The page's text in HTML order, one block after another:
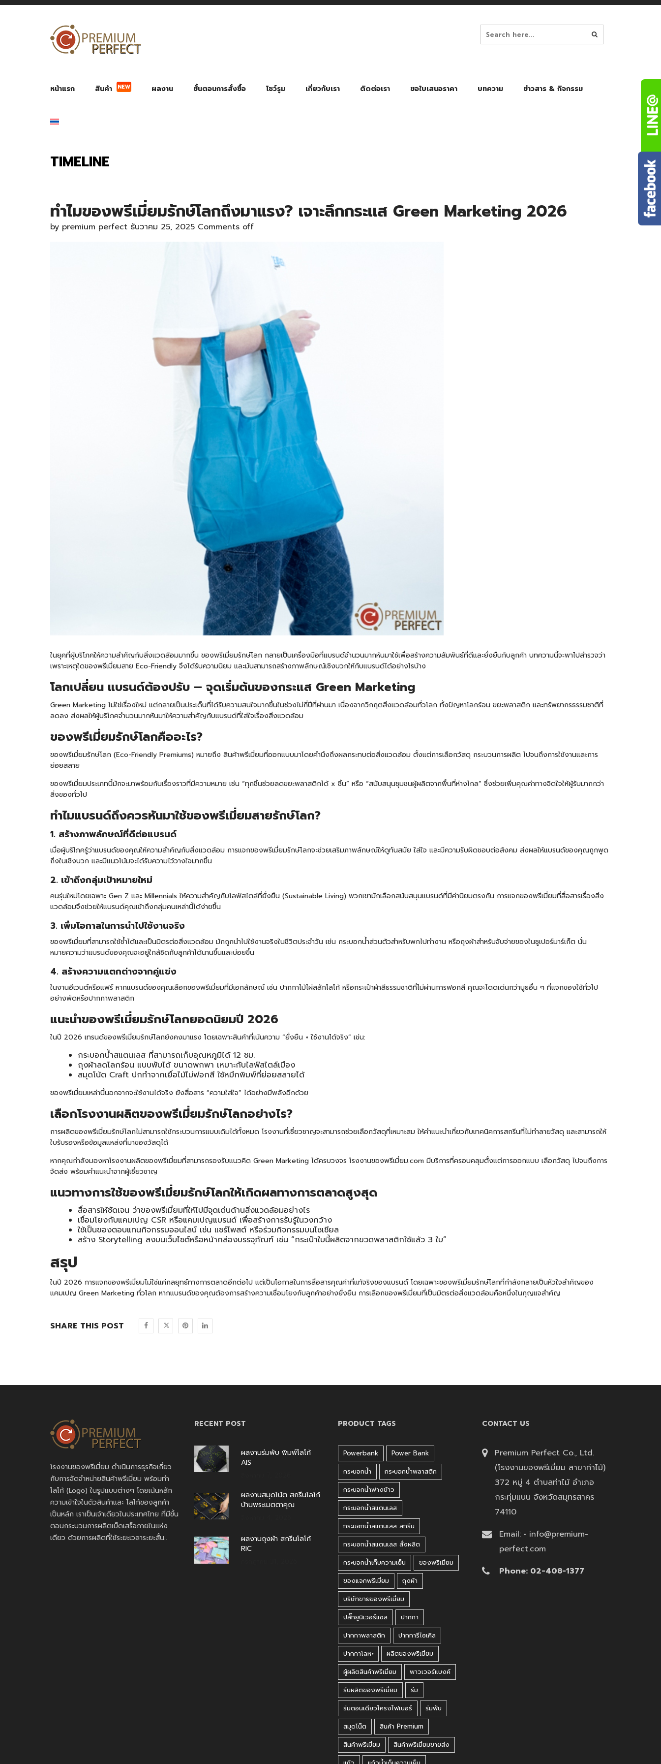
หน้าแรก สินค้า NEW ผลงาน ขั้นตอนการสั่งซื้อ โชว์รูม เกี่ยวกับเรา ติดต่อเรา ขอใบเสนอราคา บทความ ข่าวสาร & กิจกรรม
TIMELINE
ทำไมของพรีเมี่ยมรักษ์โลกถึงมาแรง? เจาะลึกกระแส Green Marketing 2026
by premium perfect ธันวาคม 25, 2025 Comments off
ในยุคที่ผู้บริโภคให้ความสำคัญกับสิ่งแวดล้อมมากขึ้น ของพรีเมี่ยมรักษ์โลก กลายเป็นเครื่องมือที่แบรนด์จำนวนมากหันมาใช้เพื่อสร้างความสัมพันธ์ที่ดีและยั่งยืนกับลูกค้า บทความนี้จะพาไปสำรวจว่า
เพราะเหตุใดของพรีเมี่ยมสาย Eco-Friendly จึงได้รับความนิยม และมันสามารถสร้างภาพลักษณ์เชิงบวกให้กับแบรนด์ได้อย่างไรบ้าง
โลกเปลี่ยน แบรนด์ต้องปรับ – จุดเริ่มต้นของกระแส Green Marketing
Green Marketing ไม่ใช่เรื่องใหม่ แต่กลายเป็นประเด็นที่ได้รับความสนใจมากขึ้นในช่วงไม่กี่ปีที่ผ่านมา เนื่องจากวิกฤตสิ่งแวดล้อมทั่วโลก ทั้งปัญหาโลกร้อน ขยะพลาสติก และทรัพยากรธรรมชาติที่
ลดลง ส่งผลให้ผู้บริโภคจำนวนมากหันมาให้ความสำคัญกับแบรนด์ที่ใส่ใจเรื่องสิ่งแวดล้อม
ของพรีเมี่ยมรักษ์โลกคืออะไร?
ของพรีเมี่ยมรักษ์โลก (Eco-Friendly Premiums) หมายถึง สินค้าพรีเมี่ยมที่ออกแบบมาโดยคำนึงถึงผลกระทบต่อสิ่งแวดล้อม ตั้งแต่การเลือกวัสดุ กระบวนการผลิต ไปจนถึงการใช้งานและการ
ย่อยสลาย
ของพรีเมี่ยมประเภทนี้มักจะมาพร้อมกับเรื่องราวที่มีความหมาย เช่น “ทุกชิ้นช่วยลดขยะพลาสติกได้ x ชิ้น” หรือ “สนับสนุนชุมชนผู้ผลิตจากพื้นที่ห่างไกล” ซึ่งช่วยเพิ่มคุณค่าทางจิตใจให้ผู้รับมากกว่า
สิ่งของทั่วไป
ทำไมแบรนด์ถึงควรหันมาใช้ของพรีเมี่ยมสายรักษ์โลก?
1. สร้างภาพลักษณ์ที่ดีต่อแบรนด์
เมื่อผู้บริโภครู้ว่าแบรนด์ของคุณให้ความสำคัญกับสิ่งแวดล้อม การแจกของพรีเมี่ยมรักษ์โลกจะช่วยเสริมภาพลักษณ์ให้ดูทันสมัย ใส่ใจ และมีความรับผิดชอบต่อสังคม ส่งผลให้แบรนด์ของคุณถูกพูด
ถึงในเชิงบวก และมีแนวโน้มจะได้รับความไว้วางใจมากขึ้น
2. เข้าถึงกลุ่มเป้าหมายใหม่
คนรุ่นใหม่โดยเฉพาะ Gen Z และ Millennials ให้ความสำคัญกับไลฟ์สไตล์ที่ยั่งยืน (Sustainable Living) พวกเขามักเลือกสนับสนุนแบรนด์ที่มีค่านิยมตรงกัน การแจกของพรีเมี่ยมที่สื่อสารเรื่องสิ่ง
แวดล้อมจึงช่วยให้แบรนด์คุณเข้าถึงกลุ่มคนเหล่านี้ได้ง่ายขึ้น
3. เพิ่มโอกาสในการนำไปใช้งานจริง
ของพรีเมี่ยมที่สามารถใช้ซ้ำได้และเป็นมิตรต่อสิ่งแวดล้อม มักถูกนำไปใช้งานจริงในชีวิตประจำวัน เช่น กระบอกน้ำส่วนตัวสำหรับพกไปทำงาน หรือถุงผ้าสำหรับจับจ่ายของในซูเปอร์มาร์เก็ต นั่น
หมายความว่าแบรนด์ของคุณจะอยู่ใกล้ชิดกับลูกค้าได้นานขึ้นและบ่อยขึ้น
4. สร้างความแตกต่างจากคู่แข่ง
ในงานอีเวนต์หรือแฟร์ หากแบรนด์ของคุณเลือกของพรีเมี่ยมที่มีเอกลักษณ์ เช่น ปากกาไม้ไผ่สลักโลโก้ หรือกระเป๋าผ้าสีธรรมชาติที่ไม่ผ่านการฟอกสี คุณจะโดดเด่นกว่าบูธอื่น ๆ ที่แจกของใช้ทั่วไป
อย่างพัดหรือปากกาพลาสติก
แนะนำของพรีเมี่ยมรักษ์โลกยอดนิยมปี 2026
ในปี 2026 เทรนด์ของพรีเมี่ยมรักษ์โลกยังคงมาแรง โดยเฉพาะสินค้าที่เน้นความ “ยั่งยืน + ใช้งานได้จริง” เช่น:
กระบอกน้ำสแตนเลส ที่สามารถเก็บอุณหภูมิได้ 12 ชม.
ถุงผ้าลดโลกร้อน แบบพับได้ ขนาดพกพา เหมาะกับไลฟ์สไตล์เมือง
สมุดโน้ต Craft ปกทำจากเยื่อไม้ไม่ฟอกสี ใช้หมึกพิมพ์ที่ย่อยสลายได้
ของพรีเมี่ยมเหล่านี้นอกจากจะใช้งานได้จริง ยังสื่อสาร “ความใส่ใจ” ได้อย่างมีพลังอีกด้วย
เลือกโรงงานผลิตของพรีเมี่ยมรักษ์โลกอย่างไร?
การผลิตของพรีเมี่ยมรักษ์โลกไม่สามารถใช้กระบวนการแบบเดิมได้ทั้งหมด โรงงานที่เชี่ยวชาญจะสามารถช่วยเลือกวัสดุที่เหมาะสม ให้คำแนะนำเกี่ยวกับเทคนิคการสกรีนที่ไม่ทำลายวัสดุ และสามารถให้
ใบรับรองหรือข้อมูลแหล่งที่มาของวัสดุได้
หากคุณกำลังมองหาโรงงานผลิตของพรีเมี่ยมที่สามารถรองรับแนวคิด Green Marketing ได้ครบวงจร โรงงานของพรีเมี่ยม.com มีบริการที่ครอบคลุมตั้งแต่การออกแบบ เลือกวัสดุ ไปจนถึงการ
จัดส่ง พร้อมคำแนะนำจากผู้เชี่ยวชาญ
แนวทางการใช้ของพรีเมี่ยมรักษ์โลกให้เกิดผลทางการตลาดสูงสุด
สื่อสารให้ชัดเจน ว่าของพรีเมี่ยมที่ให้ไปมีจุดเด่นด้านสิ่งแวดล้อมอย่างไร
เชื่อมโยงกับแคมเปญ CSR หรือแคมเปญแบรนด์ เพื่อสร้างการรับรู้ในวงกว้าง
ใช้เป็นของตอบแทนกิจกรรมออนไลน์ เช่น แชร์โพสต์ หรือร่วมกิจกรรมบนโซเชียล
สร้าง Storytelling ลงบนเว็บไซต์หรือหน้ากล่องบรรจุภัณฑ์ เช่น “กระเป๋าใบนี้ผลิตจากขวดพลาสติกใช้แล้ว 3 ใบ”
สรุป
ในปี 2026 การแจกของพรีเมี่ยมไม่ใช่แค่กลยุทธ์ทางการตลาดอีกต่อไป แต่เป็นโอกาสในการสื่อสารคุณค่าที่แท้จริงของแบรนด์ โดยเฉพาะของพรีเมี่ยมรักษ์โลกที่กำลังกลายเป็นหัวใจสำคัญของ
แคมเปญ Green Marketing ทั่วโลก หากแบรนด์ของคุณต้องการสร้างความเชื่อมโยงกับลูกค้าอย่างยั่งยืน การเลือกของพรีเมี่ยมที่เป็นมิตรต่อสิ่งแวดล้อมคือหนึ่งในกุญแจสำคัญ
SHARE THIS POST
โรงงานของพรีเมี่ยม ดำเนินการธุรกิจเกี่ยว
กับการจัดจำหน่ายสินค้าพรีเมี่ยม พร้อมทำ
โลโก้ (Logo) ในรูปแบบต่างๆ โดยเน้นหลัก
ความเข้าใจในตัวสินค้าและ โลโก้ของลูกค้า
เป็นหลัก เราเป็นเจ้าเดียวในประเทศไทย ที่มีขั้น
ตอนกระบวนการผลิตเบ็ดเสร็จภายในแห่ง
เดียว ด้วยการผลิตที่ใช้ระยะเวลาระยะสั้น..
RECENT POST
ผลงานร่มพับ พิมพ์โลโก้
AIS
ผลงานสมุดโน้ต สกรีนโลโก้
บ้านพระเมตตาคุณ
ผลงานถุงผ้า สกรีนโลโก้
RIC
PRODUCT TAGS
Powerbank
Power Bank
กระบอกน้ำ
กระบอกน้ำพลาสติก
กระบอกน้ำฟางข้าว
กระบอกน้ำสแตนเลส
กระบอกน้ำสแตนเลส สกรีน
กระบอกน้ำสแตนเลส สั่งผลิต
กระบอกน้ำเก็บความเย็น
ของพรีเมี่ยม
ของแจกพรีเมี่ยม
ถุงผ้า
บริษัทขายของพรีเมี่ยม
ปลั๊กยูนิเวอร์แซล
ปากกา
ปากกาพลาสติก
ปากการีไซเคิล
ปากกาโลหะ
ผลิตของพรีเมี่ยม
ผู้ผลิตสินค้าพรีเมี่ยม
พาวเวอร์แบงค์
รับผลิตของพรีเมี่ยม
ร่ม
ร่มตอนเดียวโครงไฟเบอร์
ร่มพับ
สมุดโน๊ต
สินค้า Premium
สินค้าพรีเมี่ยม
สินค้าพรีเมี่ยมขายส่ง
CONTACT US
Premium Perfect Co., Ltd.
(โรงงานของพรีเมี่ยม สาขาท่าไม้)
372 หมู่ 4 ตำบลท่าไม้ อำเภอ
กระทุ่มแบน จังหวัดสมุทรสาคร
74110
Email: • info@premium-
perfect.com
Phone: 02-408-1377